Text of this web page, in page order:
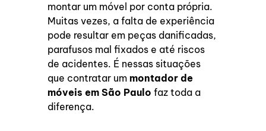
montar um móvel por conta própria.
Muitas vezes, a falta de experiência
pode resultar em peças danificadas,
parafusos mal fixados e até riscos
de acidentes. É nessas situações
que contratar um montador de
móveis em São Paulo faz toda a
diferença.